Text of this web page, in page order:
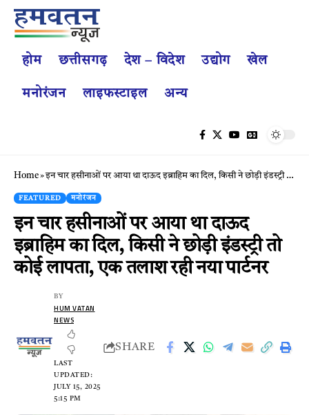
होम छत्तीसगढ़ देश – विदेश उद्योग खेल
मनोरंजन लाइफस्टाइल अन्य
Home»इन चार हसीनाओं पर आया था दाऊद इब्राहिम का दिल, किसी ने छोड़ी इंडस्ट्री तो कोई लापता, एक तलाश रही नया पार्टनर
FEATURED मनोरंजन
इन चार हसीनाओं पर आया था दाऊद
इब्राहिम का दिल, किसी ने छोड़ी इंडस्ट्री तो
कोई लापता, एक तलाश रही नया पार्टनर
LAST
UPDATED:
JULY 15, 2025
5:15 PM
BY
HUM VATAN
NEWS
SHARE